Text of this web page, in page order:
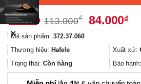
113.000₫
Giá
113.000₫.
84.000₫Giá
là:
Mã sản phẩm: 372.37.060
Thương hiệu: Hafele Xuất xứ:
Trạng thái: Còn hàng Bảo hành:
✕